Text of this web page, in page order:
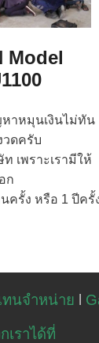
Model
าหมุนเงินไม่ทัน
วดครับ
เพราะเรามีให้
ก
ครั้ง หรือ 1 ปีครั้
นจำหน่าย l
เราได้ที่